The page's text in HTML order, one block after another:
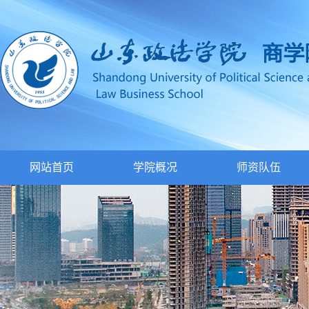
网站首页 学院概况 师资队伍